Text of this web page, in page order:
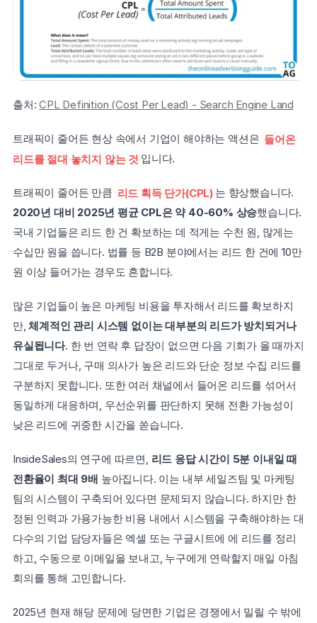
출처: CPL Definition (Cost Per Lead) - Search Engine Land
트래픽이 줄어든 현상 속에서 기업이 해야하는 액션은 들어온
리드를 절대 놓치지 않는 것 입니다.
트래픽이 줄어든 만큼 리드 획득 단가(CPL)
2020년 대비 2025년 평균 CPL은 약 40-60% 상승했습니다.
국내 기업들은 리드 한 건 확보하는 데 적게는 수천 원, 많게는
수십만 원을 씁니다. 법률 등 B2B 분야에서는 리드 한 건에 10만
원 이상 들어가는 경우도 흔합니다.
많은 기업들이 높은 마케팅 비용을 투자해서 리드를 확보하지
만, 체계적인 관리 시스템 없이는 대부분의 리드가 방치되거나
유실됩니다. 한 번 연락 후 답장이 없으면 다음 기회가 올 때까지
그대로 두거나, 구매 의사가 높은 리드와 단순 정보 수집 리드를
구분하지 못합니다. 또한 여러 채널에서 들어온 리드를 섞어서
동일하게 대응하며, 우선순위를 판단하지 못해 전환 가능성이
낮은 리드에 귀중한 시간을 쏟습니다.
InsideSales의 연구에 따르면, 리드 응답 시간이 5분 이내일 때
전환율이 최대 9배 높아집니다. 이는 내부 세일즈팀 및 마케팅
팀의 시스템이 구축되어 있다면 문제되지 않습니다. 하지만 한
정된 인력과 가용가능한 비용 내에서 시스템을 구축해야하는 대
다수의 기업 담당자들은 엑셀 또는 구글시트에 에 리드를 정리
하고, 수동으로 이메일을 보내고, 누구에게 연락할지 매일 아침
회의를 통해 고민합니다.
2025년 현재 해당 문제에 당면한 기업은 경쟁에서 밀릴 수 밖에